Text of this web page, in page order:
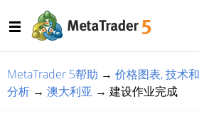
MetaTrader 5帮助 → 价格图表, 技术
分析 → 澳大利亚 → 建设作业完成